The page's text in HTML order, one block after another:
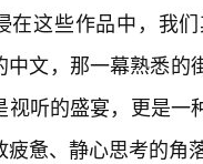
在这些作品中，我
中文，那一幕熟悉
视听的盛宴，更是
疲惫、静心思考的角